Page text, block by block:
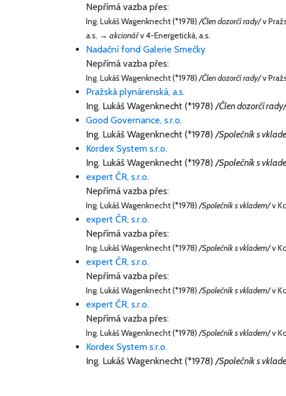
Nepřímá vazba přes:
Ing. Lukáš Wagenknecht (*1978) /Člen dozorčí rady/v
a.s. → akcionářv 4-Energetická, a.s.
Nadační fond Galerie Smečky
Nepřímá vazba přes:
Ing. Lukáš Wagenknecht (*1978) /Člen dozorčí rady/v
Pražská plynárenská, a.s.
Ing. Lukáš Wagenknecht (*1978) /Člen dozorčí rady/
Good Governance, s.r.o.
Ing. Lukáš Wagenknecht (*1978) /Společník s
Kordex System s.r.o.
Ing. Lukáš Wagenknecht (*1978) /Společník s
expert ČR, s.r.o.
Nepřímá vazba přes:
Ing. Lukáš Wagenknecht (*1978) /Společník s vkladem/v
expert ČR, s.r.o.
Nepřímá vazba přes:
Ing. Lukáš Wagenknecht (*1978) /Společník s vkladem/v
expert ČR, s.r.o.
Nepřímá vazba přes:
Ing. Lukáš Wagenknecht (*1978) /Společník s vkladem/v
expert ČR, s.r.o.
Nepřímá vazba přes:
Ing. Lukáš Wagenknecht (*1978) /Společník s vkladem/v
Kordex System s.r.o.
Ing. Lukáš Wagenknecht (*1978) /Společník s